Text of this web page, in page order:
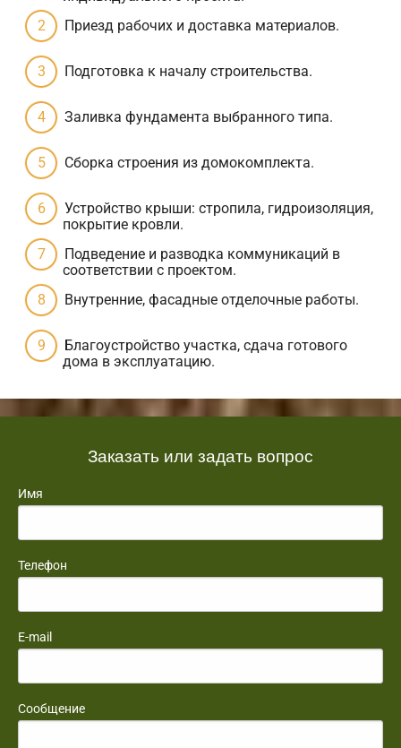
Приезд рабочих и доставка материалов.
Подготовка к началу строительства.
Заливка фундамента выбранного типа.
Сборка строения из домокомплекта.
Устройство крыши: стропила, гидроизоляция,
покрытие кровли.
Подведение и разводка коммуникаций в
соответствии с проектом.
Внутренние, фасадные отделочные работы.
Благоустройство участка, сдача готового
дома в эксплуатацию.
Заказать или задать вопрос
Имя
Телефон
E-mail
Сообщение